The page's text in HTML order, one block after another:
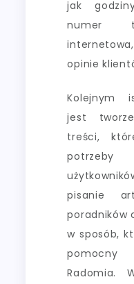
jak
numer
opinie
Kolejnym
jest
treści,
pisanie
poradników
w sposób,
pomocny
Radomia.